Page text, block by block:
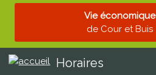
Vie économique
de Cour et Buis
Horaires